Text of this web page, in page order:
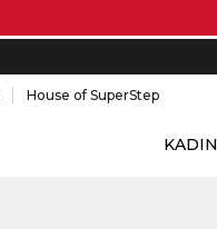
House of SuperStep
KADIN